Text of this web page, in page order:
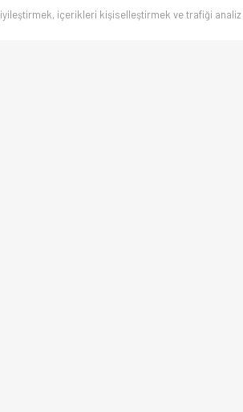
içerikleri kişiselleştirmek ve trafiği